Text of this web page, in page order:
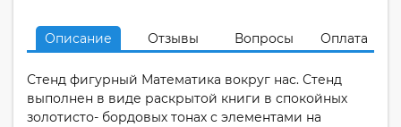
Описание Отзывы Вопросы Оплата
Стенд фигурный Математика вокруг нас. Стенд
выполнен в виде раскрытой книги в спокойных
золотисто- бордовых тонах с элементами на